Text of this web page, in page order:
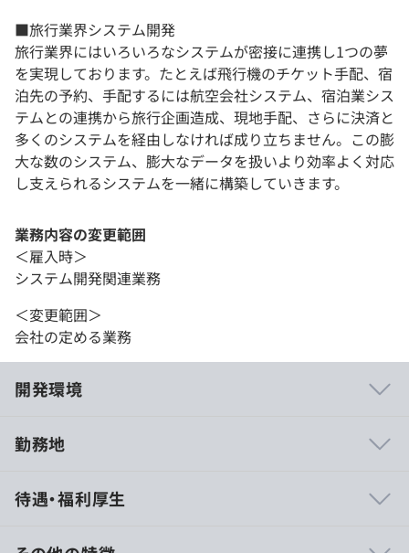
■旅行業界システム開発
旅行業界にはいろいろなシステムが密接に連携し1つの夢
を実現しております。たとえば飛行機のチケット手配、宿
泊先の予約、手配するには航空会社システム、宿泊業シス
テムとの連携から旅行企画造成、現地手配、さらに決済と
多くのシステムを経由しなければ成り立ちません。この膨
大な数のシステム、膨大なデータを扱いより効率よく対応
し支えられるシステムを一緒に構築していきます。
業務内容の変更範囲
＜雇入時＞
システム開発関連業務
＜変更範囲＞
会社の定める業務
開発環境
・Webシステム構築プラットフォーム「Liferay」を活
や掲示板など、70以上のポートレット（機能部品）が標
勤務地
待遇・福利厚生